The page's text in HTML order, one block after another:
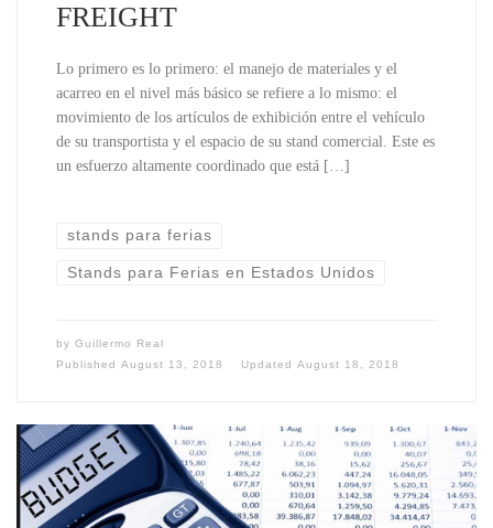
FREIGHT
Lo primero es lo primero: el manejo de materiales y el
acarreo en el nivel más básico se refiere a lo mismo: el
movimiento de los artículos de exhibición entre el vehículo
de su transportista y el espacio de su stand comercial. Este es
un esfuerzo altamente coordinado que está […]
stands para ferias
Stands para Ferias en Estados Unidos
by Guillermo Real
Published August 13, 2018 Updated August 18, 2018